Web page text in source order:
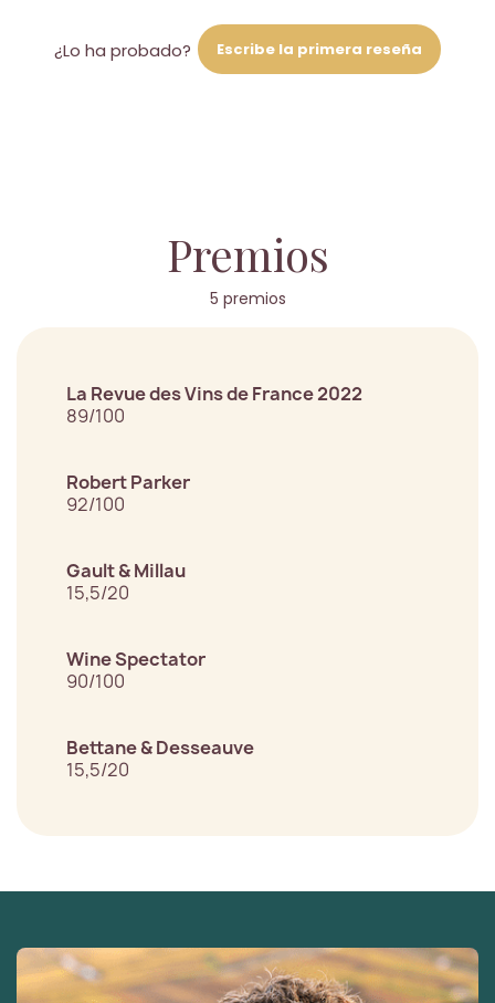
¿Lo ha probado? Escribe la primera reseña
Premios
5 premios
La Revue des Vins de France 2022
89/100
Robert Parker
92/100
Gault & Millau
15,5/20
Wine Spectator
90/100
Bettane & Desseauve
15,5/20